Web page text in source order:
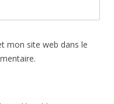
mon site web dans le